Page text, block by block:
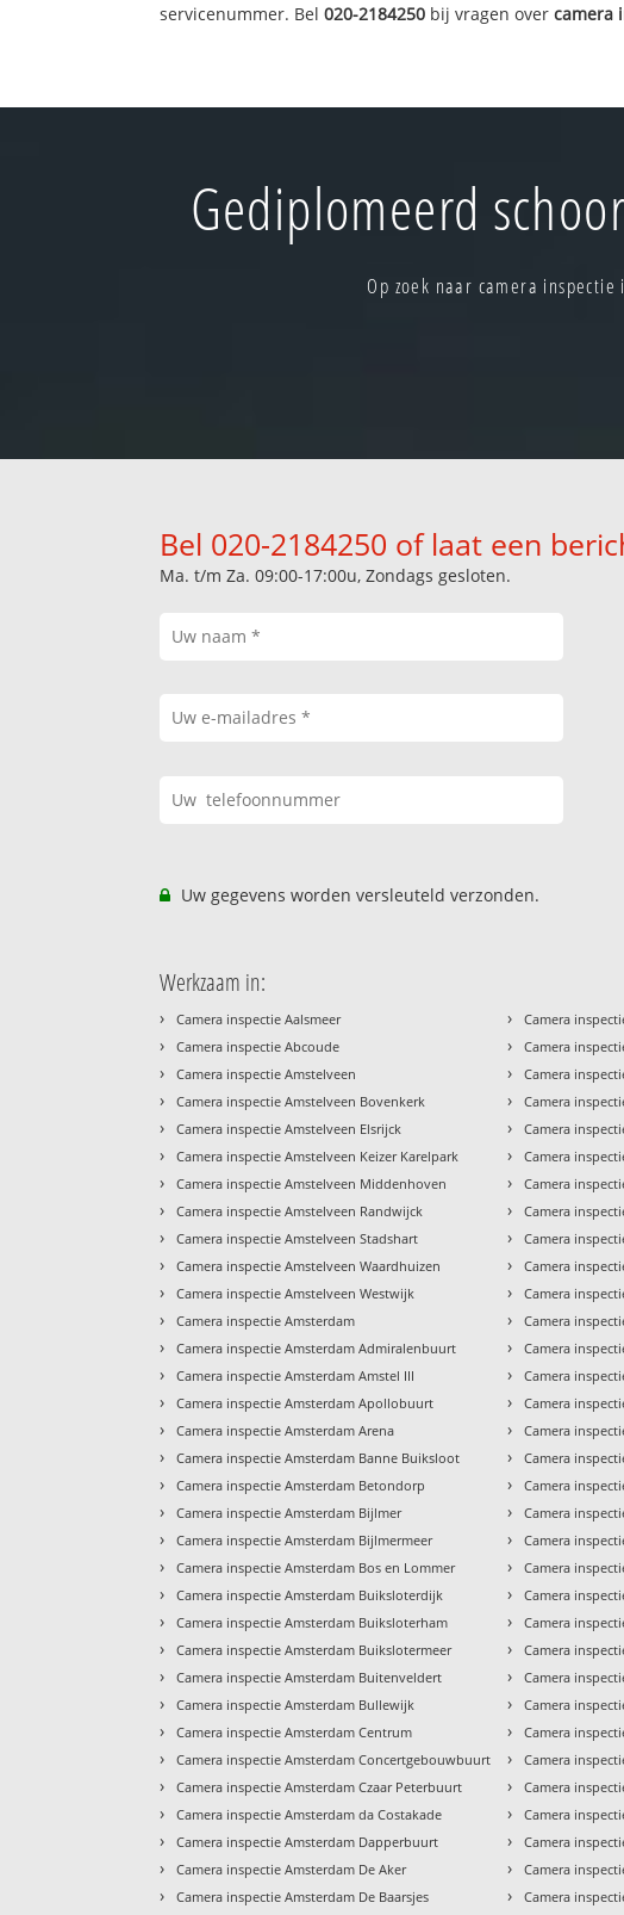
servicenummer. Bel020-2184250 bij vragen overcamera
Gediplomeerd
Op zoek naar camera
Bel 020-2184250 of laat een
Ma. t/m Za. 09:00-17:00u, Zondags gesloten.
Uw gegevens worden versleuteld verzonden.
Werkzaam in:
› Camera inspectie Aalsmeer
› Camera inspectie Abcoude
› Camera inspectie Amstelveen
› Camera inspectie Amstelveen Bovenkerk
› Camera inspectie Amstelveen Elsrijck
› Camera inspectie Amstelveen Keizer Karelpark
› Camera inspectie Amstelveen Middenhoven
› Camera inspectie Amstelveen Randwijck
› Camera inspectie Amstelveen Stadshart
› Camera inspectie Amstelveen Waardhuizen
› Camera inspectie Amstelveen Westwijk
› Camera inspectie Amsterdam
› Camera inspectie Amsterdam Admiralenbuurt
› Camera inspectie Amsterdam Amstel III
› Camera inspectie Amsterdam Apollobuurt
› Camera inspectie Amsterdam Arena
› Camera inspectie Amsterdam Banne Buiksloot
› Camera inspectie Amsterdam Betondorp
› Camera inspectie Amsterdam Bijlmer
› Camera inspectie Amsterdam Bijlmermeer
› Camera inspectie Amsterdam Bos en Lommer
› Camera inspectie Amsterdam Buiksloterdijk
› Camera inspectie Amsterdam Buiksloterham
› Camera inspectie Amsterdam Buikslotermeer
› Camera inspectie Amsterdam Buitenveldert
› Camera inspectie Amsterdam Bullewijk
› Camera inspectie Amsterdam Centrum
› Camera inspectie Amsterdam Concertgebouwbuurt
› Camera inspectie Amsterdam Czaar Peterbuurt
› Camera inspectie Amsterdam da Costakade
› Camera inspectie Amsterdam Dapperbuurt
› Camera inspectie Amsterdam De Aker
› Camera inspectie Amsterdam De Baarsjes
› Camera
› Camera
› Camera
› Camera
› Camera
› Camera
› Camera
› Camera
› Camera
› Camera
› Camera
› Camera
› Camera
› Camera
› Camera
› Camera
› Camera
› Camera
› Camera
› Camera
› Camera
› Camera
› Camera
› Camera
› Camera
› Camera
› Camera
› Camera
› Camera
› Camera
› Camera
› Camera
› Camera